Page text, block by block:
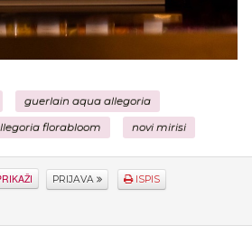
guerlain aqua allegoria
florabloom novi mirisi
PRIJAVA ISPIS